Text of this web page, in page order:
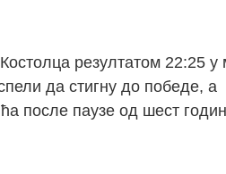
резултатом 22:25 у
да стигну до победе, а
после паузе од шест